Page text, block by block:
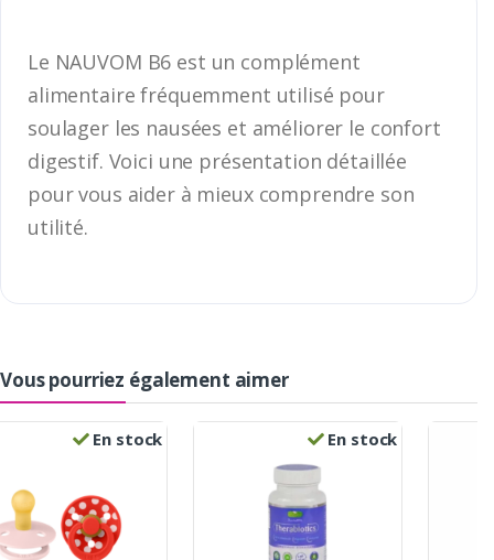
Le NAUVOM B6 est un complément
alimentaire fréquemment utilisé pour
soulager les nausées et améliorer le confort
digestif. Voici une présentation détaillée
pour vous aider à mieux comprendre son
utilité.
Vous pourriez également aimer
En stock En stock